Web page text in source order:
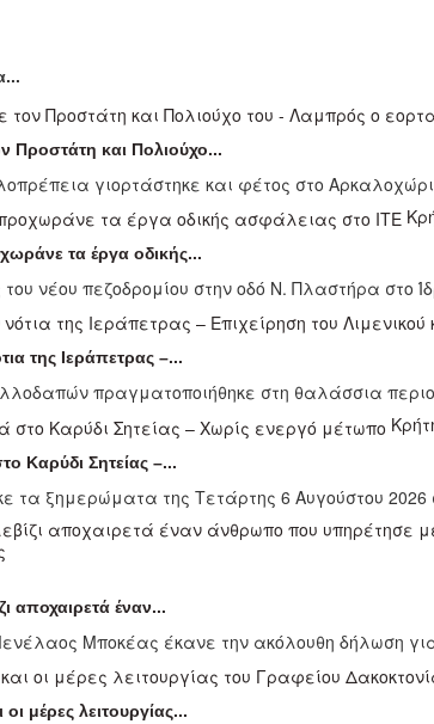
Προστάτη και Πολιούχο...
γιορτάστηκε και φέτος στο
τα έργα οδικής...
νέου πεζοδρομίου στην οδό Ν. Πλαστήρα στο
της Ιεράπετρας –...
πραγματοποιήθηκε στη θαλάσσια
Καρύδι Σητείας –...
τα ξημερώματα της Τετάρτης 6 Αυγούστου 2026
αποχαιρετά έναν...
Μποκέας έκανε την ακόλουθη δήλωση
μέρες λειτουργίας...